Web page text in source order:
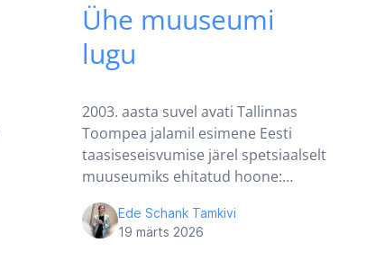
Ühe muuseumi
lugu
2003. aasta suvel avati Tallinnas
Toompea jalamil esimene Eesti
taasiseseisvumise järel spetsiaalselt
muuseumiks ehitatud hoone:…
Ede Schank Tamkivi
19 märts 2026